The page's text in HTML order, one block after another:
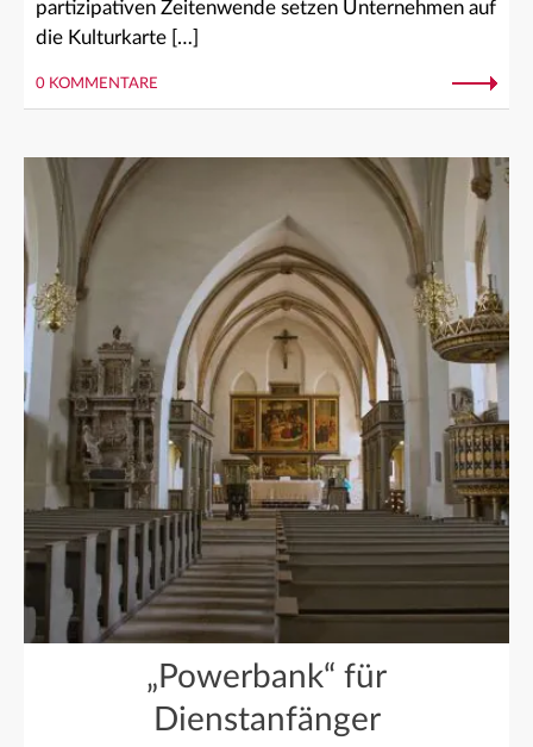
partizipativen Zeitenwende setzen Unternehmen auf
die Kulturkarte […]
0 KOMMENTARE
„Powerbank“ für
Dienstanfänger